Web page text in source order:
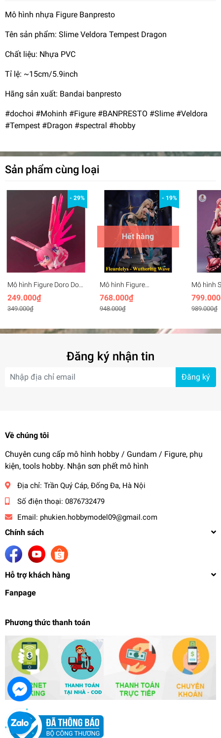
Mô hình nhựa Figure Banpresto
Tên sản phẩm: Slime Veldora Tempest Dragon
Chất liệu: Nhựa PVC
Tỉ lệ: ~15cm/5.9inch
Hãng sản xuất: Bandai banpresto
#dochoi #Mohinh #Figure #BANPRESTO #Slime #Veldora
#Tempest #Dragon #spectral #hobby
Sản phẩm cùng loại
- 29%
Mô hình Figure Doro Doll
Freedom gundam -
Dorothy freedom
249.000₫
349.000₫
- 19%
Hết hàng
Mô hình Figure
Cartethyia Fleurdelys
Wuthering Waves
(27cm)
768.000₫
948.000₫
Mô hình
Girl
989.000₫
Đăng ký nhận tin
Đăng ký
Về chúng tôi
Chuyên cung cấp mô hình hobby / Gundam / Figure, phụ
kiện, tools hobby. Nhận sơn phết mô hình
Địa chỉ: Trần Quý Cáp, Đống Đa, Hà Nội
Số điện thoại: 0876732479
Email: phukien.hobbymodel09@gmail.com
Chính sách
Hỗ trợ khách hàng
Fanpage
Phương thức thanh toán
Mô hình nhựa Figure BANPRESTO Slime Veldora
590.000₫
undefined